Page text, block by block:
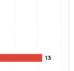
13